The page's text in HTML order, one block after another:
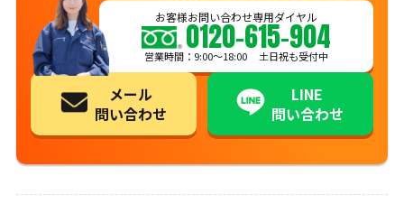
お客様お問い合わせ専用ダイヤル
0120-615-904
営業時間：9:00〜18:00 土日祝も受付中
メール
問い合わせ
LINE
問い合わせ